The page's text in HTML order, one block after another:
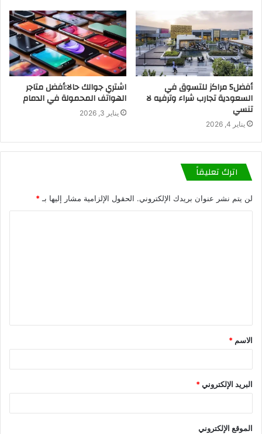
أفضل5 مراكز للتسوق في
السعودية تجارب شراء وترفيه لا
تنسي
يناير 4, 2026
اشتري جوالك حالا:أفضل متاجر
الهواتف المحمولة في الدمام
يناير 3, 2026
اترك تعليقاً
لن يتم نشر عنوان بريدك الإلكتروني. الحقول الإلزامية مشار إليها بـ*
الاسم *
البريد الإلكتروني*
الموقع الإلكتروني